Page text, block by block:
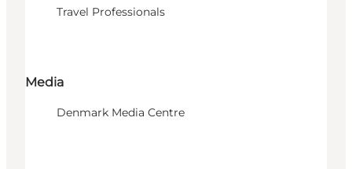
Travel Professionals
Media
Denmark Media Centre